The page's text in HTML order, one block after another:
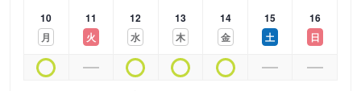
10
月
11
火
12
水
13
木
14
金
15
土
16
日